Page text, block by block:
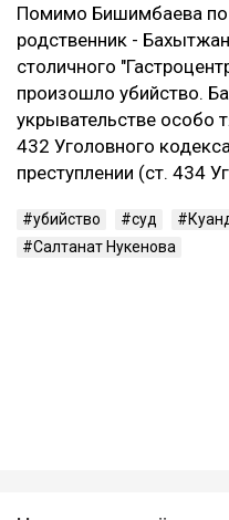
Помимо Бишимбаева по
родственник -
столичного
произошло убийство.
укрывательстве особо
432 Уголовного
преступлении (ст. 434
убийство суд
Салтанат Нукенова